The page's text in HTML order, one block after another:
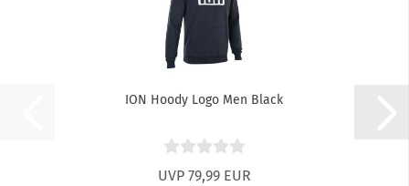
ION Hoody Logo Men Black
UVP 79,99 EUR